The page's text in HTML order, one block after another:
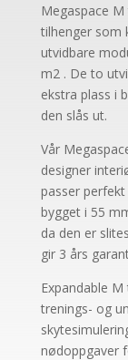
Megaspace
tilhenger som
utvidbare
m2 . De to
ekstra plass i
den slås ut.
Vår
designer
passer
bygget i 55
da den er
gir 3 års
Expandable
trenings- og
nødoppgaver